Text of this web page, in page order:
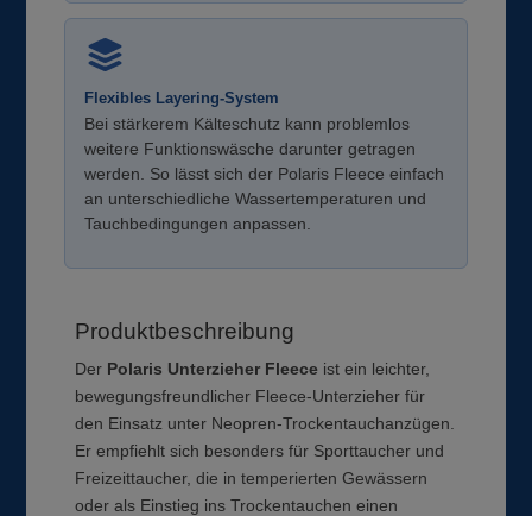
Flexibles Layering-System
Bei stärkerem Kälteschutz kann problemlos
weitere Funktionswäsche darunter getragen
werden. So lässt sich der Polaris Fleece einfach
an unterschiedliche Wassertemperaturen und
Tauchbedingungen anpassen.
Produktbeschreibung
Der Polaris Unterzieher Fleece ist ein leichter,
bewegungsfreundlicher Fleece-Unterzieher für
den Einsatz unter Neopren-Trockentauchanzügen.
Er empfiehlt sich besonders für Sporttaucher und
Freizeittaucher, die in temperierten Gewässern
oder als Einstieg ins Trockentauchen einen